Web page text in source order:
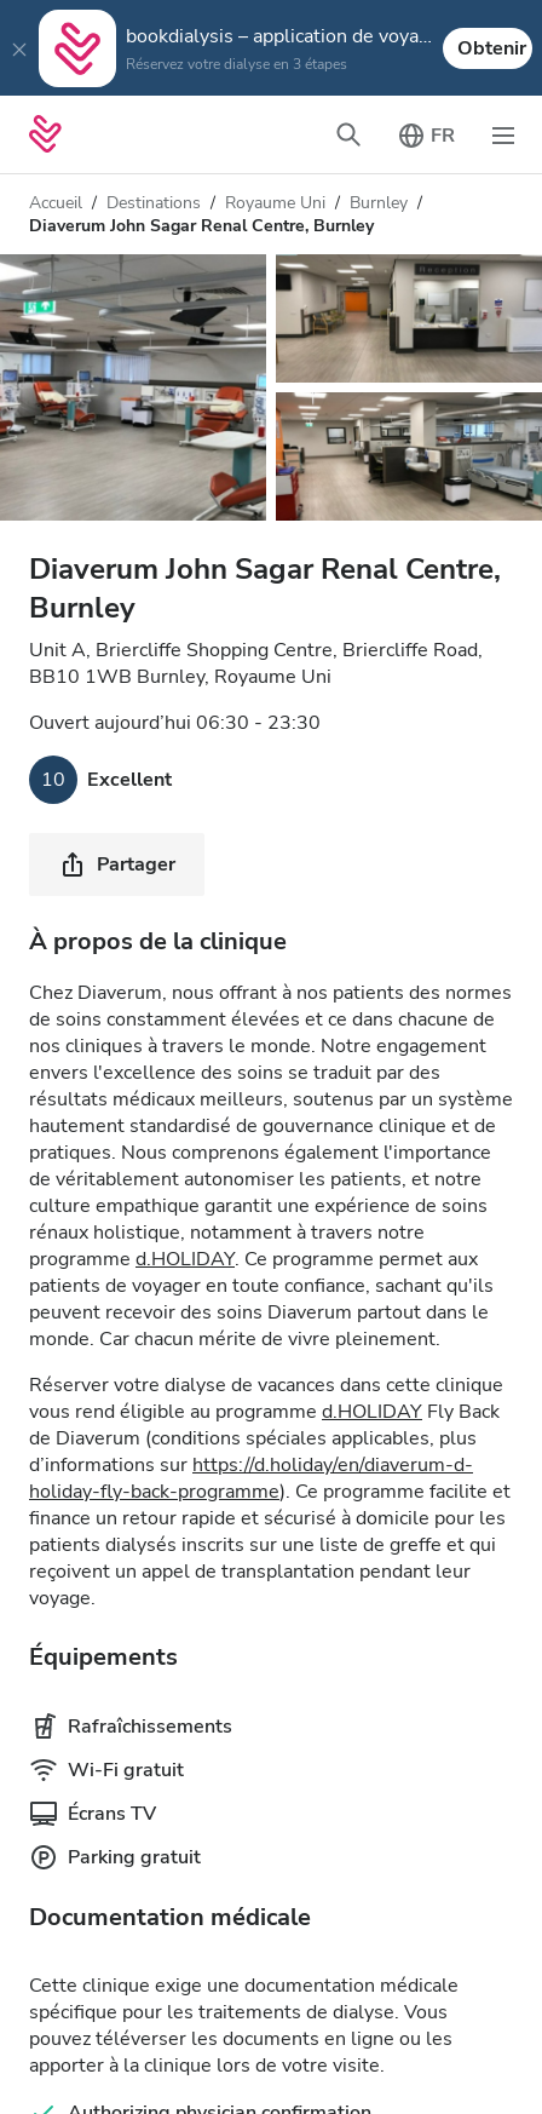
bookdialysis – application de voyage
Réservez votre dialyse en 3 étapes
Obtenir
FR
Accueil Destinations Royaume Uni
Burnley
Diaverum John Sagar Renal Centre, Burnley
Diaverum John Sagar Renal Centre,
Burnley
Unit A, Briercliffe Shopping Centre, Briercliffe Road,
BB10 1WB Burnley, Royaume Uni
Ouvert aujourd’hui 06:30 - 23:30
10 Excellent
Partager
À propos de la clinique
Chez Diaverum, nous offrant à nos patients des normes
de soins constamment élevées et ce dans chacune de
nos cliniques à travers le monde. Notre engagement
envers l'excellence des soins se traduit par des
résultats médicaux meilleurs, soutenus par un système
hautement standardisé de gouvernance clinique et de
pratiques. Nous comprenons également l'importance
de véritablement autonomiser les patients, et notre
culture empathique garantit une expérience de soins
rénaux holistique, notamment à travers notre
programme d.HOLIDAY. Ce programme permet aux
patients de voyager en toute confiance, sachant qu'ils
peuvent recevoir des soins Diaverum partout dans le
monde. Car chacun mérite de vivre pleinement.
Réserver votre dialyse de vacances dans cette clinique
vous rend éligible au programme d.HOLIDAY Fly Back
de Diaverum (conditions spéciales applicables, plus
d’informations sur https://d.holiday/en/diaverum-d-
holiday-fly-back-programme). Ce programme facilite et
finance un retour rapide et sécurisé à domicile pour les
patients dialysés inscrits sur une liste de greffe et qui
reçoivent un appel de transplantation pendant leur
voyage.
Équipements
Rafraîchissements
Wi-Fi gratuit
Écrans TV
Parking gratuit
Documentation médicale
Cette clinique exige une documentation médicale
spécifique pour les traitements de dialyse. Vous
pouvez téléverser les documents en ligne ou les
apporter à la clinique lors de votre visite.